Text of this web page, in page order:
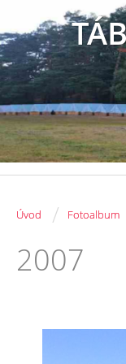
Úvod / Fotoalbum
2007